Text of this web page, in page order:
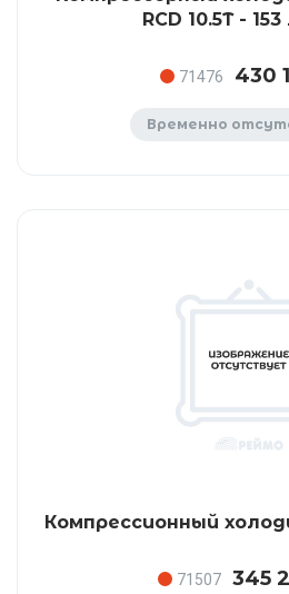
RCD 10.5T -
71476 430
Временно
Компрессионный
71507 345